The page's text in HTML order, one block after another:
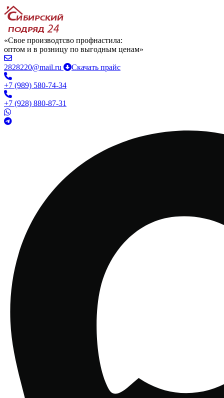
«Свое производтсво профнастила:
оптом и в розницу по выгодным ценам»
2828220@mail.ru Скачать прайс
+7 (989) 580-74-34
+7 (928) 880-87-31